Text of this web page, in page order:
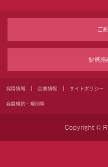
ご
提携施
採用情報 企業情報 サイトポリシー
会員規約・規則等
Copyright ©